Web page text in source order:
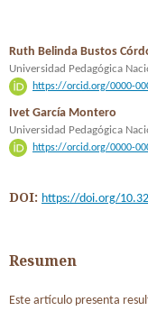
Ruth Belinda Bustos
Universidad Pedagógica
https://orcid.org/0000-
Ivet García Montero
Universidad Pedagógica
https://orcid.org/0000-
DOI: https://doi.org/
Resumen
Este artículo presenta